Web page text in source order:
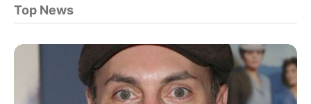
Top News